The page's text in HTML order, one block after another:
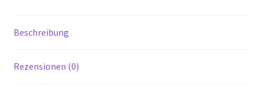
Beschreibung
Rezensionen (0)